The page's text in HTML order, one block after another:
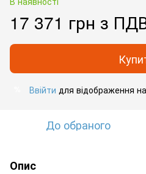
17 371 грн з
Ввійти для відображення
До обраного
Опис